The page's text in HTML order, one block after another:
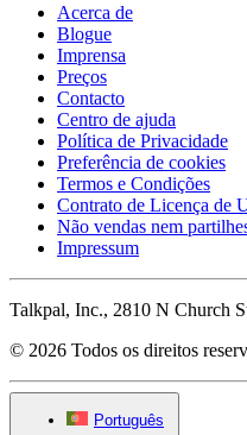
Acerca de
Blogue
Imprensa
Preços
Contacto
Centro de ajuda
Política de Privacidade
Preferência de cookies
Termos e Condições
Contrato de Licença de
Não vendas nem
Impressum
Talkpal, Inc., 2810 N Church
© 2026 Todos os direitos
Português